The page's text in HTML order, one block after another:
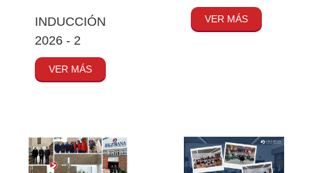
INDUCCIÓN
2026 - 2
VER MÁS
VER MÁS